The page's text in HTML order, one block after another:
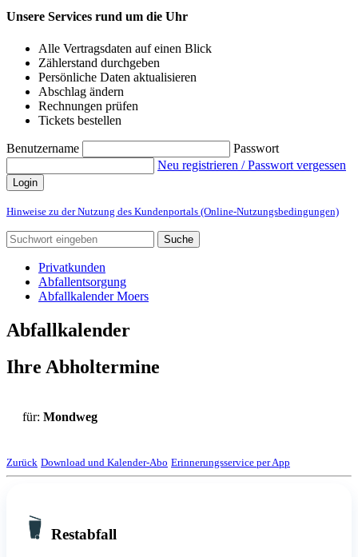
Unsere Services rund um die Uhr
Alle Vertragsdaten auf einen Blick
Zählerstand durchgeben
Persönliche Daten aktualisieren
Abschlag ändern
Rechnungen prüfen
Tickets bestellen
Benutzername
Passwort
Neu registrieren / Passwort vergessen
Login
Hinweise zu der Nutzung des Kundenportals (Online-Nutzungsbedingungen)
Suche
Privatkunden
Abfallentsorgung
Abfallkalender Moers
Abfallkalender
Ihre Abholtermine
für: Mondweg
Zurück Download und Kalender-Abo Erinnerungsservice per App
Restabfall